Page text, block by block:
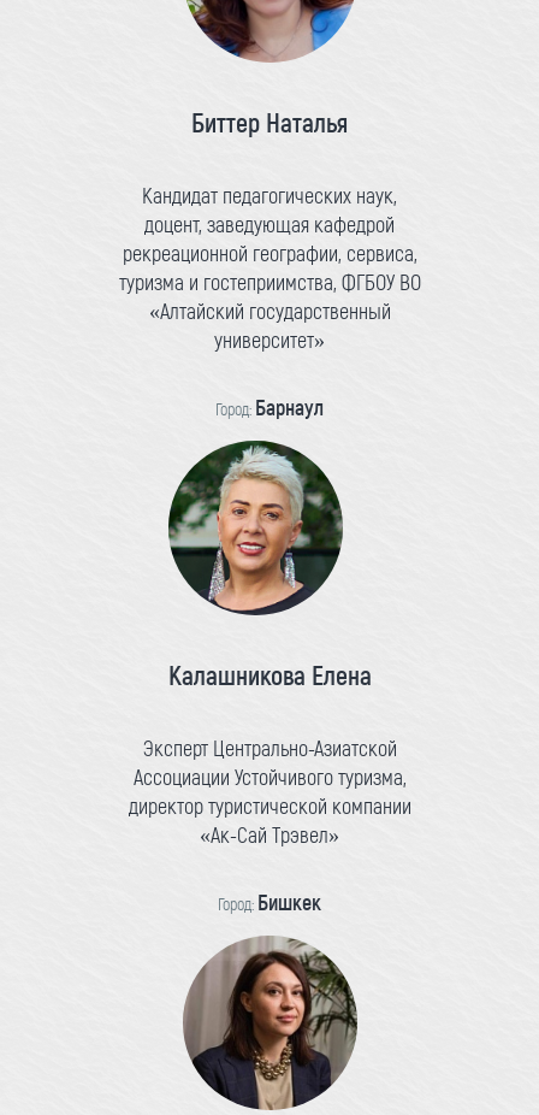
Биттер Наталья
Кандидат педагогических наук,
доцент, заведующая кафедрой
рекреационной географии, сервиса,
туризма и гостеприимства, ФГБОУ ВО
«Алтайский государственный
университет»
Город: Барнаул
Калашникова Елена
Эксперт Центрально-Азиатской
Ассоциации Устойчивого туризма,
директор туристической компании
«Ак-Сай Трэвел»
Город: Бишкек